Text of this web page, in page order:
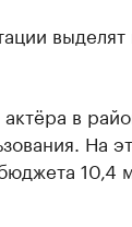
выделят
в
На
10,4